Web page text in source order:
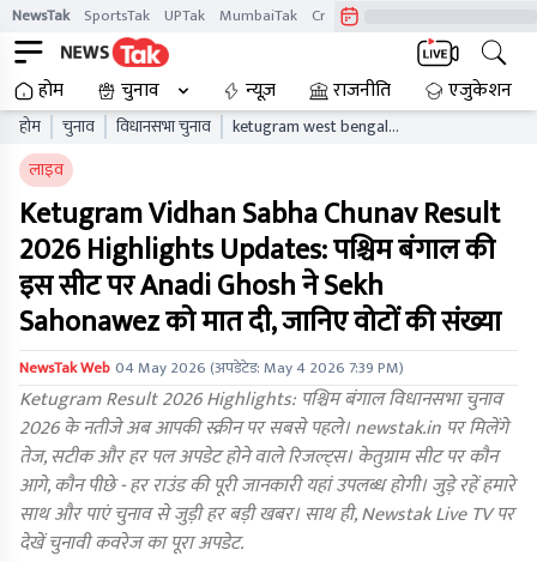
NewsTak SportsTak UPTak MumbaiTak CrimeTak
होम चुनाव न्यूज़ राजनीति एजुकेशन
होम चुनाव विधानसभा चुनाव
ketugram west bengal
लाइव
Ketugram Vidhan Sabha Chunav Result
2026 Highlights Updates: पश्चिम बंगाल की
इस सीट पर Anadi Ghosh ने Sekh
Sahonawez को मात दी, जानिए वोटों की संख्या
NewsTak Web04 May 2026(अपडेटेड:May 4 2026 7:39 PM)
Ketugram Result 2026 Highlights: पश्चिम बंगाल विधानसभा चुनाव
2026 के नतीजे अब आपकी स्क्रीन पर सबसे पहले। newstak.in पर मिलेंगे
तेज, सटीक और हर पल अपडेट होने वाले रिजल्ट्स। केतुग्राम सीट पर कौन
आगे, कौन पीछे - हर राउंड की पूरी जानकारी यहां उपलब्ध होगी। जुड़े रहें हमारे
साथ और पाएं चुनाव से जुड़ी हर बड़ी खबर। साथ ही, Newstak Live TV पर
देखें चुनावी कवरेज का पूरा अपडेट.